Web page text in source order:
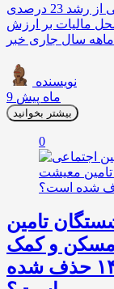
مدیرکل امور مالیاتی استان خراسان جنوبی از رشد 23 درصدی
مالیات بر ارزش
نویسنده
9 ماه پیش
بیشتر بخوانید
0
تامین
مسکن و کمک
به تامین معیشت در سال ۱۴۰۵ حذف شده